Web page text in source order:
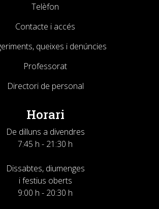
Telèfon
Contacte i accés
queixes i denúncies
Professorat
Directori de personal
Horari
De dilluns a divendres
7:45 h - 21:30 h
Dissabtes, diumenges
i festius oberts
9:00 h - 20:30 h